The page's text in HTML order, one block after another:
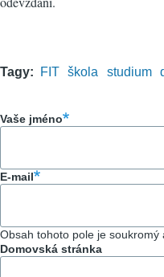
Tagy FIT škola studium
Vaše jméno
E-mail
Obsah tohoto pole je soukromý
Domovská stránka